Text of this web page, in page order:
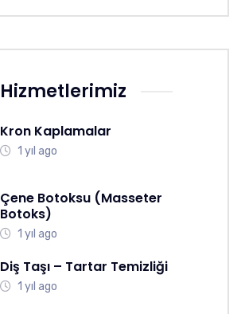
Hizmetlerimiz
Kron Kaplamalar
1 yıl ago
Çene Botoksu (Masseter
Botoks)
1 yıl ago
Diş Taşı – Tartar Temizliği
1 yıl ago